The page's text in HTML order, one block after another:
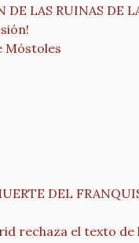
LAS RUINAS DE
Móstoles
DEL
rechaza el texto